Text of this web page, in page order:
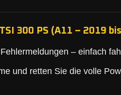
300 PS (A11 – 2019
– einfach
und retten Sie die volle